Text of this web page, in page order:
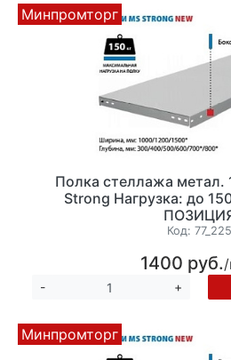
Минпромторг
Полка стеллажа метал.
Strong Нагрузка: до
Код: 77_225
1400 руб.
- +
Минпромторг